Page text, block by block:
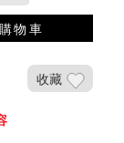
物車
收藏